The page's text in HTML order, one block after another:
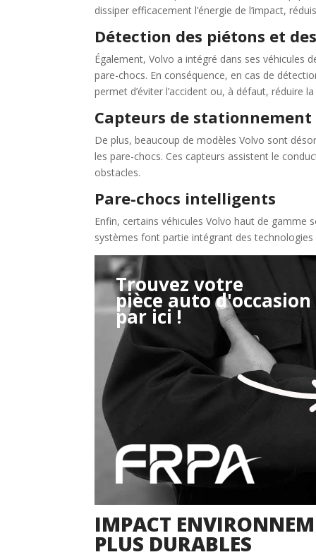
dissiper efficacement l’énergie de l’impact,
Détection des piétons et
Également, Volvo a intégré dans ses véhicules
pare-chocs. En conséquence, en cas de
permet d’éviter l’accident ou, à défaut, réduire
Capteurs de
De plus, beaucoup de modèles Volvo sont
les pare-chocs. Ces capteurs assistent le
obstacles.
Pare-chocs intelligents
Enfin, certains véhicules Volvo haut de gamme
systèmes font partie intégrant des
Trouvez votre
pièce auto d'occasion
par ici !Étape 2/3
Déjà adhérent ?
Créer un compte
IMPACT
PLUS DURABLES